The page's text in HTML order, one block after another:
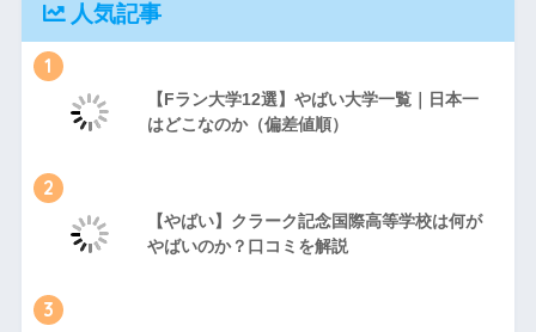
人気記事
1
【Fラン大学12選】やばい大学一覧｜日本一
はどこなのか（偏差値順）
2
【やばい】クラーク記念国際高等学校は何が
やばいのか？口コミを解説
3